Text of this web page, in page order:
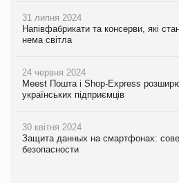
31 липня 2024
Напівфабрикати та консерви, які
нема світла
24 червня 2024
Meest Пошта і Shop-Express
українських підприємців
30 квітня 2024
Защита данных на смартфонах:
безопасности